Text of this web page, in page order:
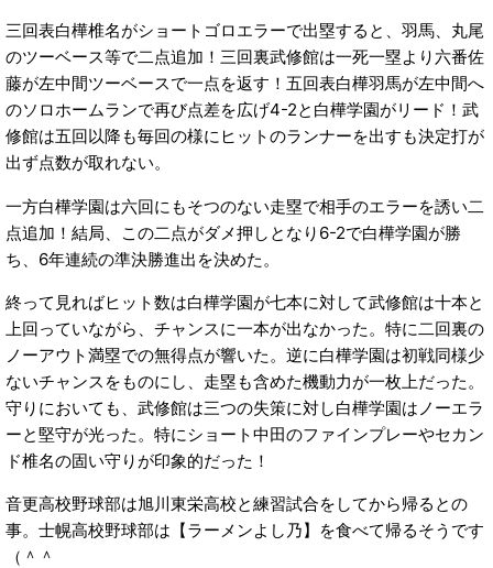
三回表白樺椎名がショートゴロエラーで出塁すると、羽馬、丸尾
のツーベース等で二点追加！三回裏武修館は一死一塁より六番佐
藤が左中間ツーベースで一点を返す！五回表白樺羽馬が左中間へ
のソロホームランで再び点差を広げ4-2と白樺学園がリード！武
修館は五回以降も毎回の様にヒットのランナーを出すも決定打が
出ず点数が取れない。
一方白樺学園は六回にもそつのない走塁で相手のエラーを誘い二
点追加！結局、この二点がダメ押しとなり6-2で白樺学園が勝
ち、6年連続の準決勝進出を決めた。
終って見ればヒット数は白樺学園が七本に対して武修館は十本と
上回っていながら、チャンスに一本が出なかった。特に二回裏の
ノーアウト満塁での無得点が響いた。逆に白樺学園は初戦同様少
ないチャンスをものにし、走塁も含めた機動力が一枚上だった。
守りにおいても、武修館は三つの失策に対し白樺学園はノーエラ
ーと堅守が光った。特にショート中田のファインプレーやセカン
ド椎名の固い守りが印象的だった！
音更高校野球部は旭川東栄高校と練習試合をしてから帰るとの
事。士幌高校野球部は【ラーメンよし乃】を食べて帰るそうです
（＾＾